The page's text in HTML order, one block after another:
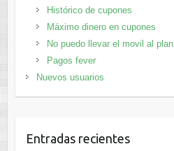
Histórico de cupones
Máximo dinero en cupones
No puedo llevar el movil al plan
Pagos fever
Nuevos usuarios
Entradas recientes